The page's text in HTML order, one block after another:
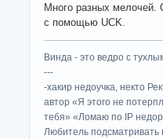
Много разных мелочей.
с помощью UCK.
Винда - это ведро с
---
-хакир недоучка, некто
автор «Я этого не
тебя» «Ломаю по IP
Любитель подсматривать